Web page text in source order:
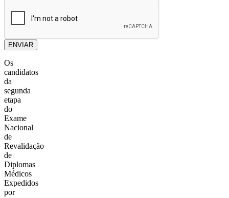
ENVIAR
Os
candidatos
da
segunda
etapa
do
Exame
Nacional
de
Revalidação
de
Diplomas
Médicos
Expedidos
por